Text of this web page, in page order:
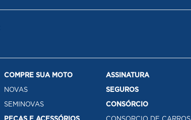
COMPRE SUA MOTO
NOVAS
SEMINOVAS
ASSINATURA
SEGUROS
CONSÓRCIO